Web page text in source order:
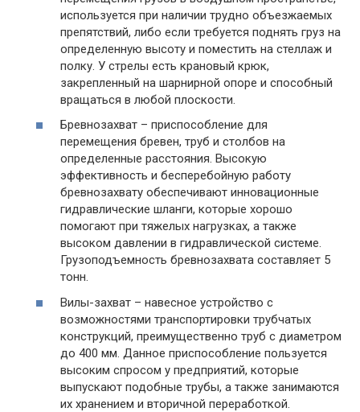
используется при наличии трудно объезжаемых
препятствий, либо если требуется поднять груз на
определенную высоту и поместить на стеллаж и
полку. У стрелы есть крановый крюк,
закрепленный на шарнирной опоре и способный
вращаться в любой плоскости.
Бревнозахват – приспособление для
перемещения бревен, труб и столбов на
определенные расстояния. Высокую
эффективность и бесперебойную работу
бревнозахвату обеспечивают инновационные
гидравлические шланги, которые хорошо
помогают при тяжелых нагрузках, а также
высоком давлении в гидравлической системе.
Грузоподъемность бревнозахвата составляет 5
тонн.
Вилы-захват – навесное устройство с
возможностями транспортировки трубчатых
конструкций, преимущественно труб с диаметром
до 400 мм. Данное приспособление пользуется
высоким спросом у предприятий, которые
выпускают подобные трубы, а также занимаются
их хранением и вторичной переработкой.